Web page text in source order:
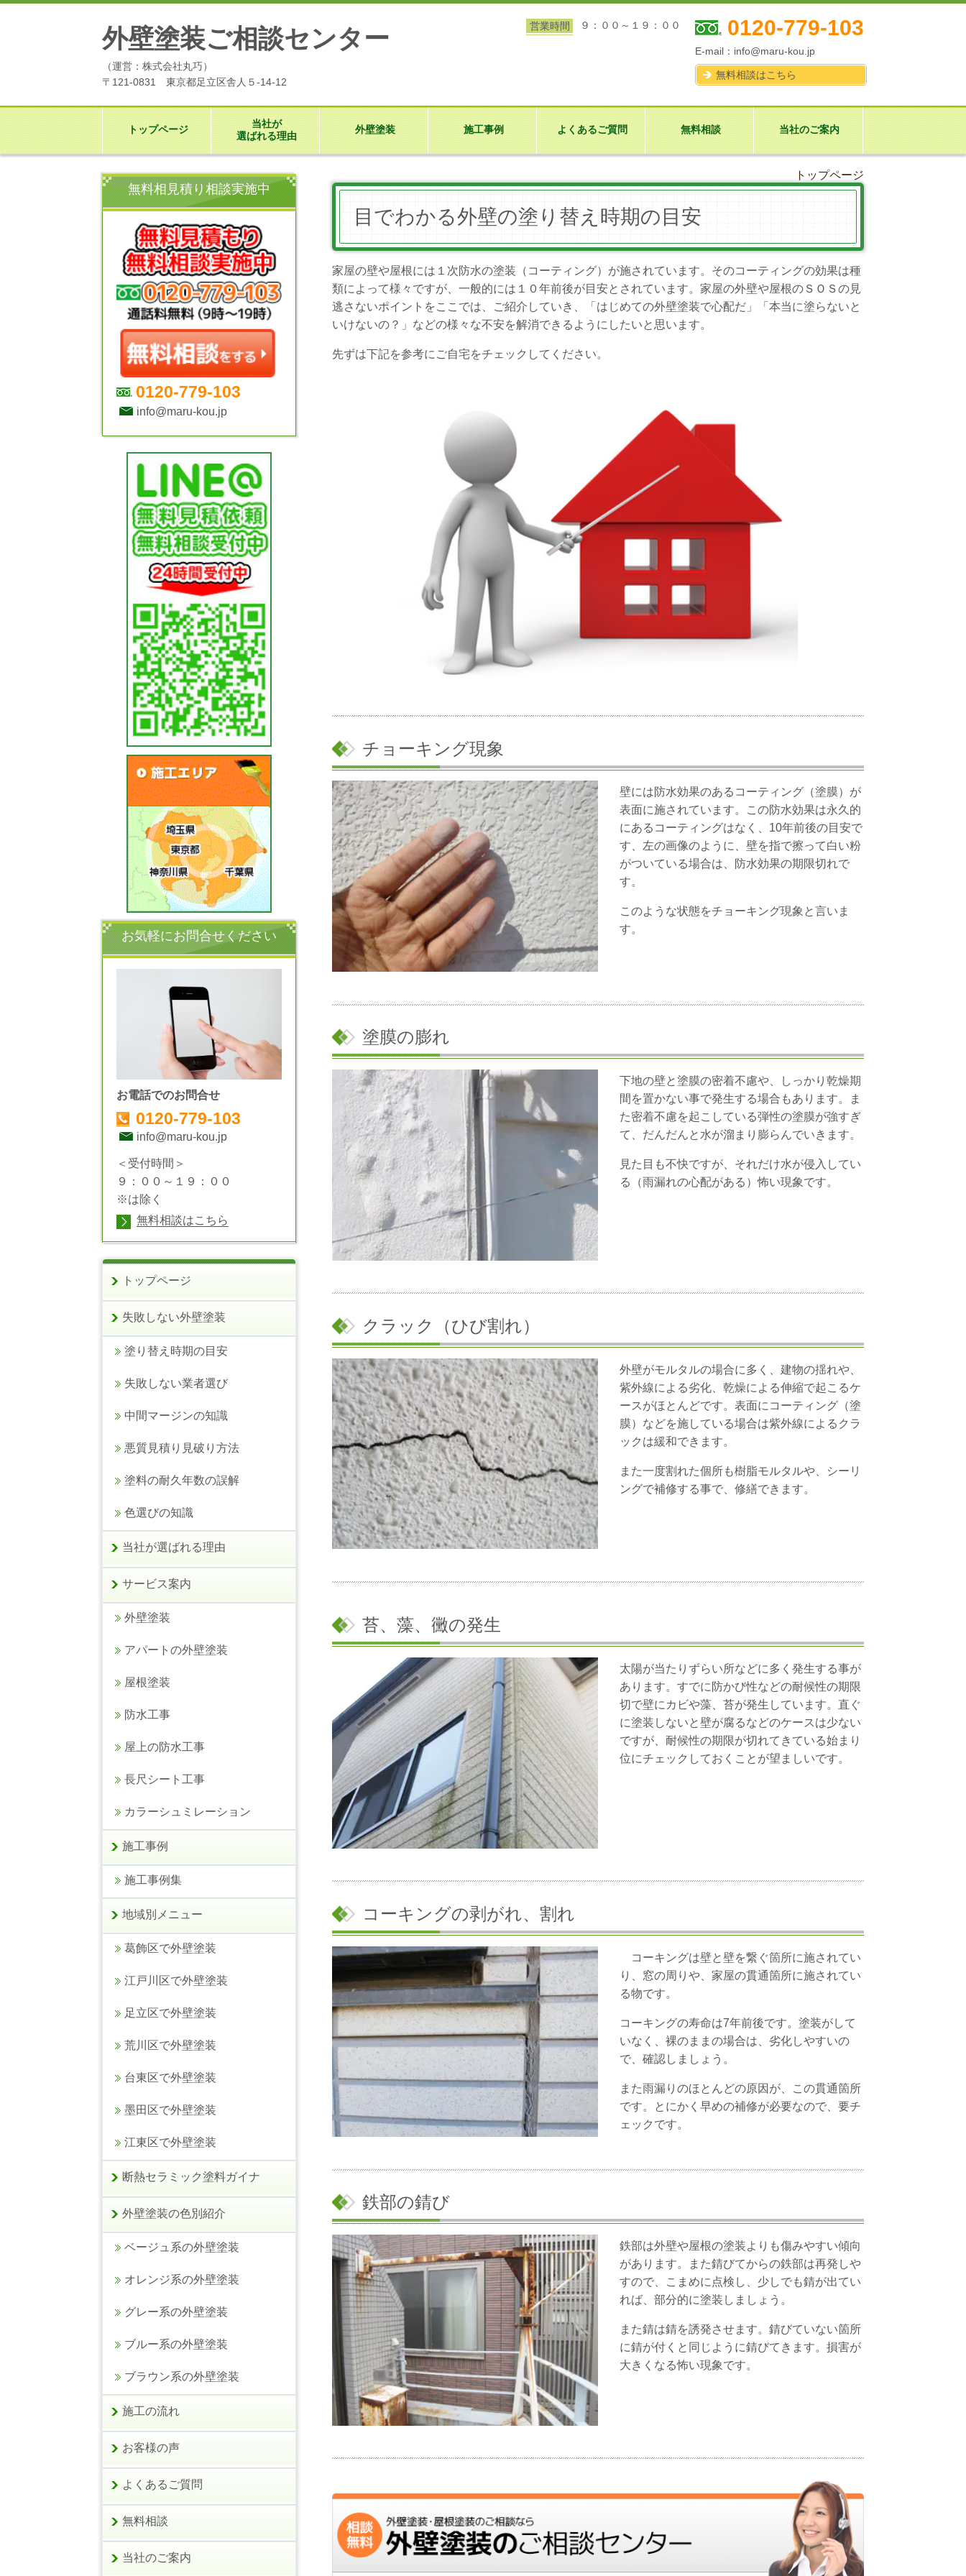
外壁塗装ご相談センター
（運営：株式会社丸巧）
〒121-0831 東京都足立区舎人５-14-12
営業時間 ９：００～１９：００ 0120-779-103
E-mail： info@maru-kou.jp
無料相談はこちら
トップページ
当社が
選ばれる理由
外壁塗装 施工事例 よくあるご質問 無料相談 当社のご案内
トップページ
目でわかる外壁の塗り替え時期の目安
家屋の壁や屋根には１次防水の塗装（コーティング）が施されています。そのコーティングの効果は種
類によって様々ですが、一般的には１０年前後が目安とされています。家屋の外壁や屋根のＳＯＳの見
逃さないポイントをここでは、ご紹介していき、「はじめての外壁塗装で心配だ」「本当に塗らないと
いけないの？」などの様々な不安を解消できるようにしたいと思います。
先ずは下記を参考にご自宅をチェックしてください。
チョーキング現象
壁には防水効果のあるコーティング（塗膜）が
表面に施されています。この防水効果は永久的
にあるコーティングはなく、10年前後の目安で
す、左の画像のように、壁を指で擦って白い粉
がついている場合は、防水効果の期限切れで
す。
このような状態をチョーキング現象と言いま
す。
塗膜の膨れ
下地の壁と塗膜の密着不慮や、しっかり乾燥期
間を置かない事で発生する場合もあります。ま
た密着不慮を起こしている弾性の塗膜が強すぎ
て、だんだんと水が溜まり膨らんでいきます。
見た目も不快ですが、それだけ水が侵入してい
る（雨漏れの心配がある）怖い現象です。
クラック（ひび割れ）
外壁がモルタルの場合に多く、建物の揺れや、
紫外線による劣化、乾燥による伸縮で起こるケ
ースがほとんどです。表面にコーティング（塗
膜）などを施している場合は紫外線によるクラ
ックは緩和できます。
また一度割れた個所も樹脂モルタルや、シーリ
ングで補修する事で、修繕できます。
苔、藻、黴の発生
太陽が当たりずらい所などに多く発生する事が
あります。すでに防かび性などの耐候性の期限
切で壁にカビや藻、苔が発生しています。直ぐ
に塗装しないと壁が腐るなどのケースは少ない
ですが、耐候性の期限が切れてきている始まり
位にチェックしておくことが望ましいです。
コーキングの剥がれ、割れ
コーキングは壁と壁を繋ぐ箇所に施されてい
り、窓の周りや、家屋の貫通箇所に施されてい
る物です。
コーキングの寿命は7年前後です。塗装がして
いなく、裸のままの場合は、劣化しやすいの
で、確認しましょう。
また雨漏りのほとんどの原因が、この貫通箇所
です。とにかく早めの補修が必要なので、要チ
ェックです。
鉄部の錆び
鉄部は外壁や屋根の塗装よりも傷みやすい傾向
があります。また錆びてからの鉄部は再発しや
すので、こまめに点検し、少しでも錆が出てい
れば、部分的に塗装しましょう。
また錆は錆を誘発させます。錆びていない箇所
に錆が付くと同じように錆びてきます。損害が
大きくなる怖い現象です。
無料相見積り相談実施中
0120-779-103
info@maru-kou.jp
お気軽にお問合せください
お電話でのお問合せ
0120-779-103
info@maru-kou.jp
＜受付時間＞
９：００～１９：００
※は除く
無料相談はこちら
トップページ
失敗しない外壁塗装
塗り替え時期の目安
失敗しない業者選び
中間マージンの知識
悪質見積り見破り方法
塗料の耐久年数の誤解
色選びの知識
当社が選ばれる理由
サービス案内
外壁塗装
アパートの外壁塗装
屋根塗装
防水工事
屋上の防水工事
長尺シート工事
カラーシュミレーション
施工事例
施工事例集
地域別メニュー
葛飾区で外壁塗装
江戸川区で外壁塗装
足立区で外壁塗装
荒川区で外壁塗装
台東区で外壁塗装
墨田区で外壁塗装
江東区で外壁塗装
断熱セラミック塗料ガイナ
外壁塗装の色別紹介
ベージュ系の外壁塗装
オレンジ系の外壁塗装
グレー系の外壁塗装
ブルー系の外壁塗装
ブラウン系の外壁塗装
施工の流れ
お客様の声
よくあるご質問
無料相談
当社のご案内